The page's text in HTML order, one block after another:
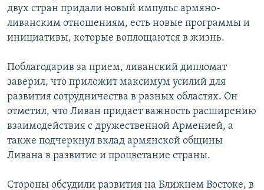
Все сайты Радио Азатутюн
двух стран придали новый импульс армяно-
ливанским отношениям, есть новые программы и
инициативы, которые воплощаются в жизнь.
Поблагодарив за прием, ливанский дипломат
заверил, что приложит максимум усилий для
развития сотрудничества в разных областях. Он
отметил, что Ливан придает важность расширению
взаимодействия с дружественной Арменией, а
также подчеркнул вклад армянской общины
Ливана в развитие и процветание страны.
Стороны обсудили развития на Ближнем Востоке, в